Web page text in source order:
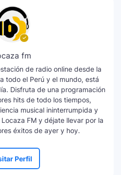
fm
de radio online desde la
todo el Perú y el mundo, está
Disfruta de una programación
hits de todo los tiempos,
musical ininterrumpida y
FM y déjate llevar por la
éxitos de ayer y hoy.
Perfil